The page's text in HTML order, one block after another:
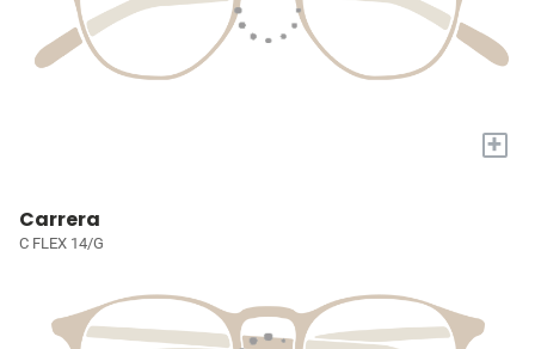
+
Carrera
C FLEX 14/G